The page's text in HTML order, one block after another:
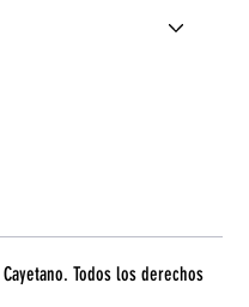
Todos los derechos